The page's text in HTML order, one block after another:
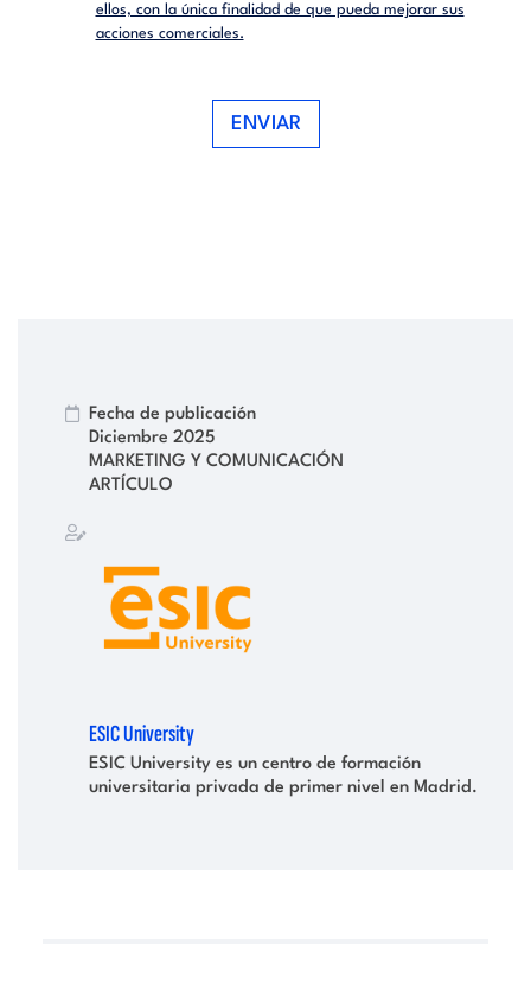
ellos, con la única finalidad de que pueda mejorar sus
acciones comerciales.
ENVIAR
Fecha de publicación
Diciembre 2025
MARKETING Y COMUNICACIÓN
ARTÍCULO
ESIC University
ESIC University es un centro de formación
universitaria privada de primer nivel en Madrid.